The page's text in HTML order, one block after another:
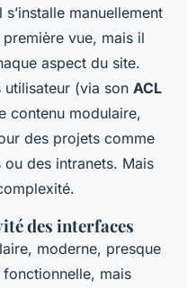
manuellement
vue, mais il
aspect du site.
utilisateur (via son ACL
contenu modulaire,
des projets comme
des intranets. Mais
des interfaces
moderne, presque
mais